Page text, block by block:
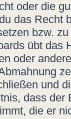
oder die
das Recht
bzw.
übt das
oder
und
dass der
die er